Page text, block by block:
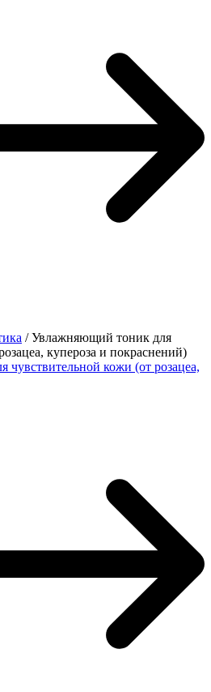
/Увлажняющий тоник для
купероза и покраснений)